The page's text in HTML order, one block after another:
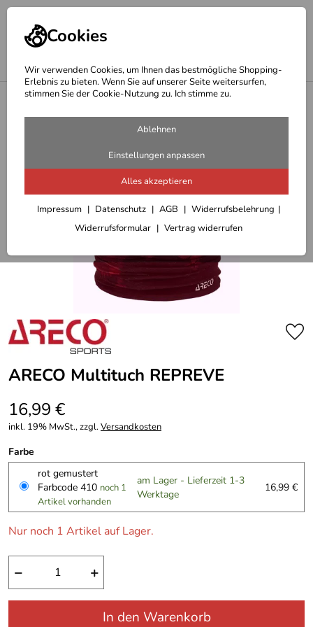
Cookies
Wir verwenden Cookies, um Ihnen das bestmögliche Shopping-
Erlebnis zu bieten. Wenn Sie auf unserer Seite weitersurfen,
stimmen Sie der Cookie-Nutzung zu. Ich stimme zu.
Ablehnen
Einstellungen anpassen
Alles akzeptieren
Impressum Datenschutz AGB
Widerrufsbelehrung
Widerrufsformular
Vertrag widerrufen
Geschenkideen Outdoor
ARECO Multituch REPREVE
16,99 €
inkl. 19% MwSt., zzgl.Versandkosten
Farbe
rot gemustert
Farbcode 410 noch 1
Artikel vorhanden
am Lager - Lieferzeit 1-3
Werktage
16,99 €
Nur noch 1 Artikel auf Lager.
− +
In den Warenkorb